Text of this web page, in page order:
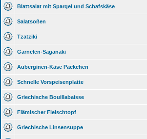
Blattsalat mit Spargel und Schafskäse
Salatsoßen
Tzatziki
Garnelen-Saganaki
Auberginen-Käse Päckchen
Schnelle Vorspeisenplatte
Griechische Bouillabaisse
Flämischer Fleischtopf
Griechische Linsensuppe